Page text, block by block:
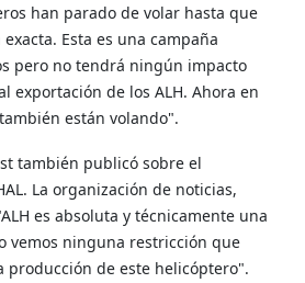
han parado de volar hasta que
Esta es una campaña
pero no tendrá ningún impacto
exportación de los ALH. Ahora en
están volando".
también publicó sobre el
La organización de noticias,
es absoluta y técnicamente una
vemos ninguna restricción que
producción de este helicóptero".